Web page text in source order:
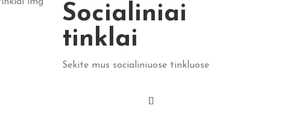
Socialiniai
tinklai
Sekite mus socialiniuose tinkluose